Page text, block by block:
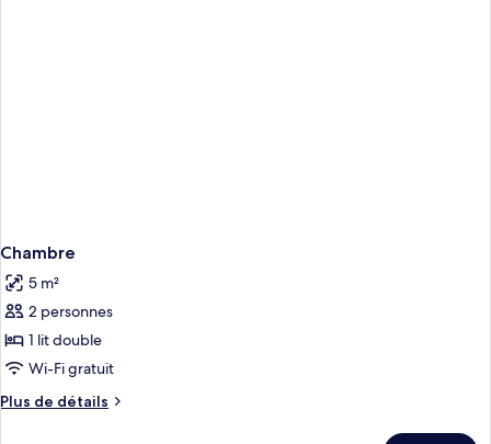
Chambre
5 m²
2 personnes
1 lit double
Wi-Fi gratuit
Plus de détails
Plus